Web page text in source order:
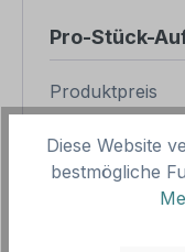
Pro-Stück-
Produktpreis
Diese Website
bestmögliche